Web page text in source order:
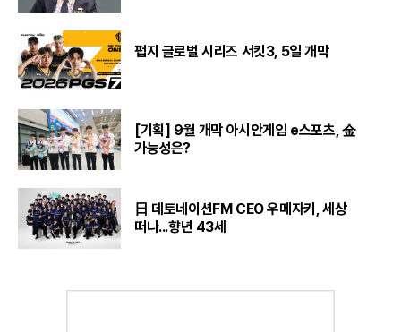
펍지 글로벌 시리즈 서킷3, 5일 개막
[기획] 9월 개막 아시안게임 e스포츠, 金
가능성은?
日 데토네이션FM CEO 우메자키, 세상
떠나...향년 43세